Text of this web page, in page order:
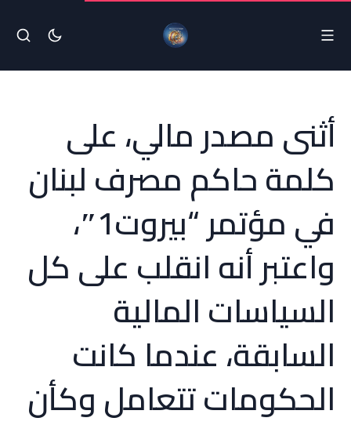
أثنى مصدر مالي، على
كلمة حاكم مصرف لبنان
في مؤتمر “بيروت1″،
واعتبر أنه انقلب على كل
السياسات المالية
السابقة، عندما كانت
الحكومات تتعامل وكأن